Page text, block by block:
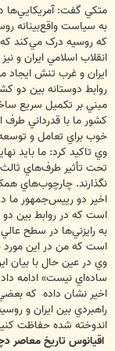
متكي گفت: ‌آمريكايي‌ها
‌به ‌سياست ‌واقع‌بينانه
‌كه ‌روسيه درک ‌مي‌کند
‌انقلاب ‌اسلامي ‌ايران و
‌ايران ‌و ‌غرب ‌تنش ‌ايجاد
‌روابط ‌دوستانه ‌بين ‌دو
‌مبني ‌بر ‌تكميل ‌سريع
‌كشور ما ‌با ‌قدرداني ‌طرف
‌خوب ‌براي ‌تعامل ‌و
وي تاكيد كرد: ‌ما ‌بايد
‌تحت ‌تأثير ‌طرف‌هاي
‌نگذارند. ‌چارچوب‌هاي
‌اخير ‌دو ‌رييس‌جمهور ‌ما
‌است ‌كه ‌در ‌روابط ‌بين
‌به ‌رايزني‌ها ‌در ‌سطح
است ‌كه ‌من ‌در ‌اين
وي در عين حال با بيان
‌ساده‌اي نيست» ادامه
‌اخير ‌نشان ‌داده ‌ ‌كه
راهبردي ‌بين ‌ايران ‌و
‌اندوخته شده ‌حفاظت
اقيانوس ‌تاريخ